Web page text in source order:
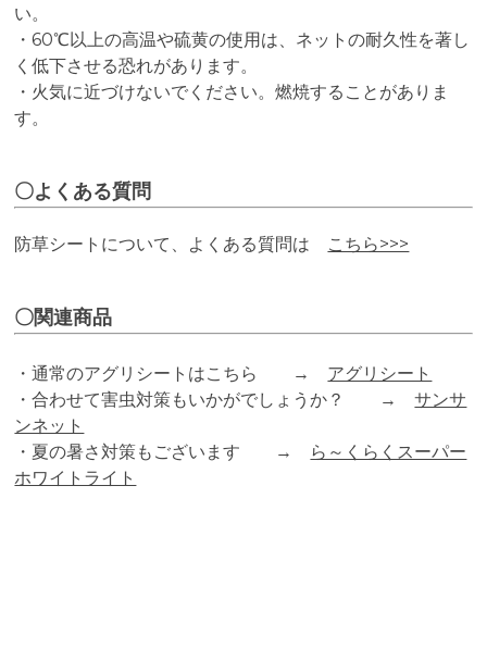
い。
・60℃以上の高温や硫黄の使用は、ネットの耐久性を著し
く低下させる恐れがあります。
・火気に近づけないでください。燃焼することがありま
す。
〇よくある質問
防草シートについて、よくある質問は こちら>>>
〇関連商品
・通常のアグリシートはこちら → アグリシート
・合わせて害虫対策もいかがでしょうか？ →サンサ
ンネット
・夏の暑さ対策もございます → ら～くらくスーパー
ホワイトライト